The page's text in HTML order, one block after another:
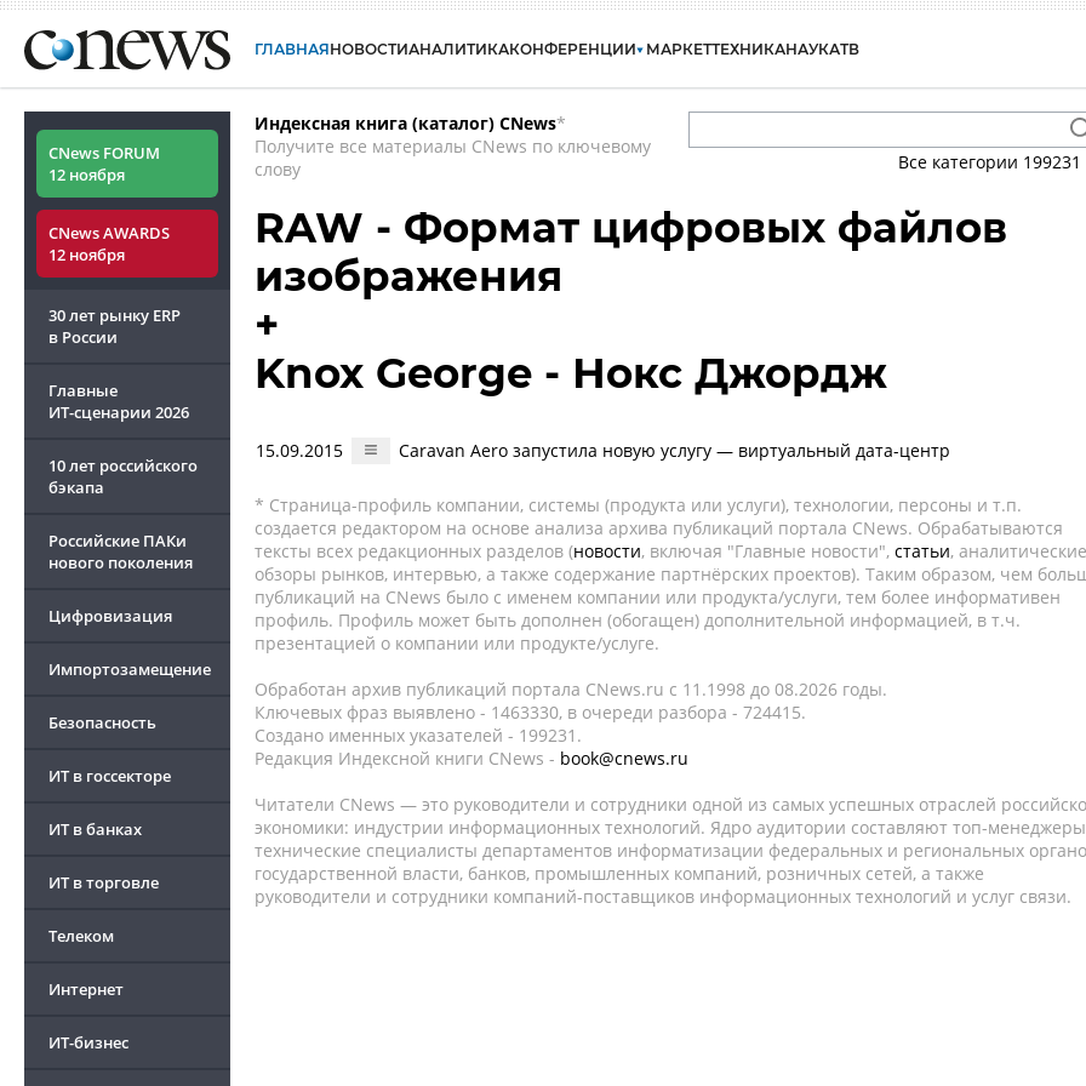
ГЛАВНАЯНОВОСТИАНАЛИТИКАКОНФЕРЕНЦИИ МАРКЕТТЕХНИКАНАУКАТВ
CNews FORUM
12 ноября
CNews AWARDS
12 ноября
30 лет рынку ERP
в России
Главные
ИТ-сценарии 2026
10 лет российского
бэкапа
Российские ПАКи
нового поколения
Цифровизация
Импортозамещение
Безопасность
ИТ в госсекторе
ИТ в банках
ИТ в торговле
Телеком
Интернет
ИТ-бизнес
Индексная книга (каталог) CNews*
Получите все материалы CNews по ключевому
слову
Все категории 199231
RAW - Формат цифровых файлов
изображения
+
Knox George - Нокс Джордж
15.09.2015 Caravan Aero запустила новую услугу — виртуальный дата-центр
* Страница-профиль компании, системы (продукта или услуги), технологии, персоны и т.п.
создается редактором на основе анализа архива публикаций портала CNews. Обрабатываются
тексты всех редакционных разделов (новости, включая "Главные новости", статьи, аналитические
обзоры рынков, интервью, а также содержание партнёрских проектов). Таким образом, чем
публикаций на CNews было с именем компании или продукта/услуги, тем более информативен
профиль. Профиль может быть дополнен (обогащен) дополнительной информацией, в т.ч.
презентацией о компании или продукте/услуге.
Обработан архив публикаций портала CNews.ru c 11.1998 до 08.2026 годы.
Ключевых фраз выявлено - 1463330, в очереди разбора - 724415.
Создано именных указателей - 199231.
Редакция Индексной книги CNews - book@cnews.ru
Читатели CNews — это руководители и сотрудники одной из самых успешных отраслей
экономики: индустрии информационных технологий. Ядро аудитории составляют топ-
технические специалисты департаментов информатизации федеральных и региональных
государственной власти, банков, промышленных компаний, розничных сетей, а также
руководители и сотрудники компаний-поставщиков информационных технологий и услуг связи.